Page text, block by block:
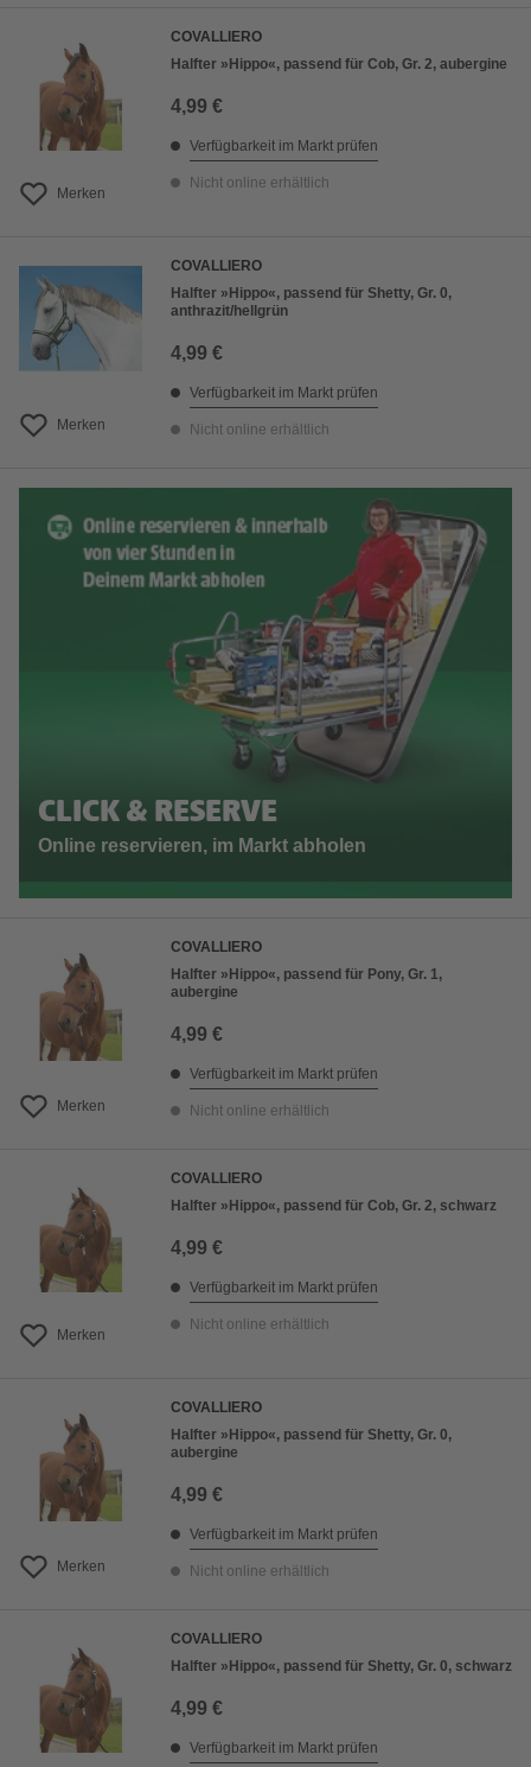
Merken
COVALLIERO
Halfter »Hippo«, passend für Cob, Gr. 2, aubergine
4,99 €
Verfügbarkeit im Markt prüfen
Nicht online erhältlich
Merken
COVALLIERO
Halfter »Hippo«, passend für Shetty, Gr. 0,
anthrazit/hellgrün
4,99 €
Verfügbarkeit im Markt prüfen
Nicht online erhältlich
CLICK & RESERVE
Online reservieren, im Markt abholen
Merken
COVALLIERO
Halfter »Hippo«, passend für Pony, Gr. 1,
aubergine
4,99 €
Verfügbarkeit im Markt prüfen
Nicht online erhältlich
Merken
COVALLIERO
Halfter »Hippo«, passend für Cob, Gr. 2, schwarz
4,99 €
Verfügbarkeit im Markt prüfen
Nicht online erhältlich
Merken
COVALLIERO
Halfter »Hippo«, passend für Shetty, Gr. 0,
aubergine
4,99 €
Verfügbarkeit im Markt prüfen
Nicht online erhältlich
COVALLIERO
Halfter »Hippo«, passend für Shetty, Gr. 0, schwarz
4,99 €
Verfügbarkeit im Markt prüfen